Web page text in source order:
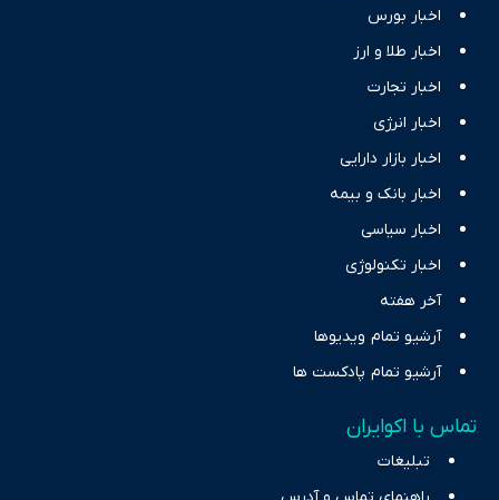
اخبار بورس
اخبار طلا و ارز
اخبار تجارت
اخبار انرژی
اخبار بازار دارایی
اخبار بانک و بیمه
اخبار سیاسی
اخبار تکنولوژی
آخر هفته
آرشیو تمام ویدیوها
آرشیو تمام پادکست ها
تماس با اکوایران
تبلیغات